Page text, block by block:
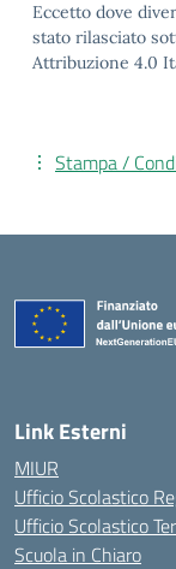
Eccetto dove
stato rilasciato
Attribuzione 4.0
Stampa /
Link Esterni
MIUR
Ufficio Scolastico
Ufficio Scolastico
Scuola in Chiaro